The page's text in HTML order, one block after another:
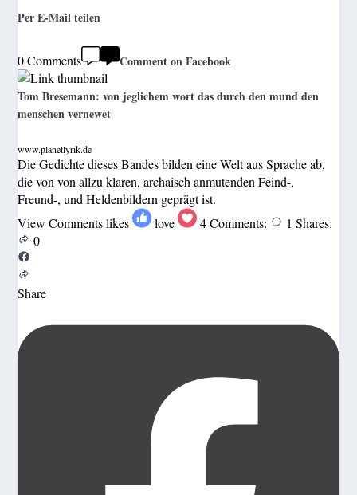
Per E-Mail teilen
0 Comments Comment on Facebook
Tom Bresemann: von jeglichem wort das durch den mund den
menschen vernewet
www.planetlyrik.de
Die Gedichte dieses Bandes bilden eine Welt aus Sprache ab,
die von von allzu klaren, archaisch anmutenden Feind-,
Freund-, und Heldenbildern geprägt ist.
View Comments likes love 4 Comments: 1 Shares:
0
Share